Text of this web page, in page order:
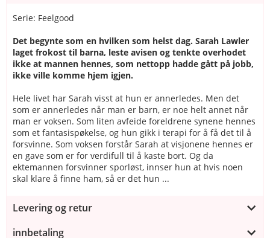
Serie: Feelgood
Det begynte som en hvilken som helst dag. Sarah Lawler
laget frokost til barna, leste avisen og tenkte overhodet
ikke at mannen hennes, som nettopp hadde gått på jobb,
ikke ville komme hjem igjen.
Hele livet har Sarah visst at hun er annerledes. Men det
som er annerledes når man er barn, er noe helt annet når
man er voksen. Som liten avfeide foreldrene synene hennes
som et fantasispøkelse, og hun gikk i terapi for å få det til å
forsvinne. Som voksen forstår Sarah at visjonene hennes er
en gave som er for verdifull til å kaste bort. Og da
ektemannen forsvinner sporløst, innser hun at hvis noen
skal klare å finne ham, så er det hun ...
Levering og retur
innbetaling